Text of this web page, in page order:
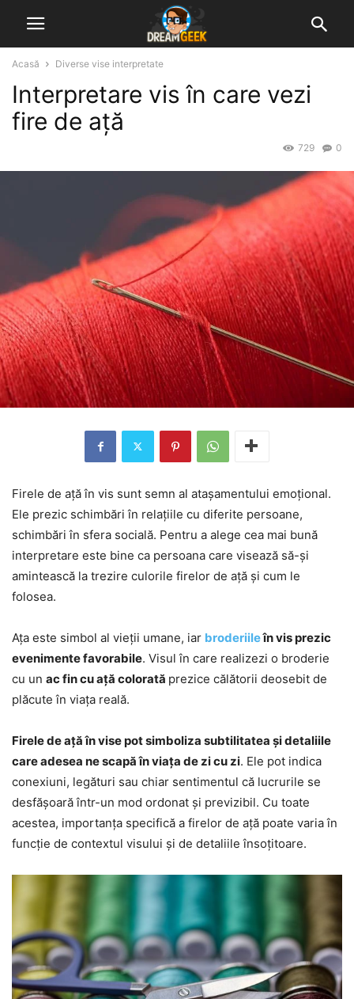
Acasă Diverse vise interpretate
Interpretare vis în care vezi
fire de ață
0
729
Firele de ață în vis sunt semn al atașamentului emoțional.
Ele prezic schimbări în relațiile cu diferite persoane,
schimbări în sfera socială. Pentru a alege cea mai bună
interpretare este bine ca persoana care visează să-și
amintească la trezire culorile firelor de ață și cum le
folosea.
Ața este simbol al vieții umane, iar broderiileîn vis prezic
evenimente favorabile. Visul în care realizezi o broderie
cu un ac fin cu ață colorată prezice călătorii deosebit de
plăcute în viața reală.
Firele de ață în vise pot simboliza subtilitatea și detaliile
care adesea ne scapă în viața de zi cu zi. Ele pot indica
conexiuni, legături sau chiar sentimentul că lucrurile se
desfășoară într-un mod ordonat și previzibil. Cu toate
acestea, importanța specifică a firelor de ață poate varia în
funcție de contextul visului și de detaliile însoțitoare.